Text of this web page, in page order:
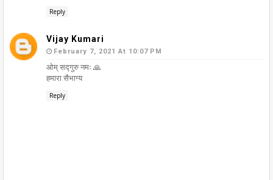
Reply
Vijay Kumari
February 7, 2021 At 10:07 PM
ओम् सद्गुरु नमः 🙏
हमारा सैभाग्य
Reply